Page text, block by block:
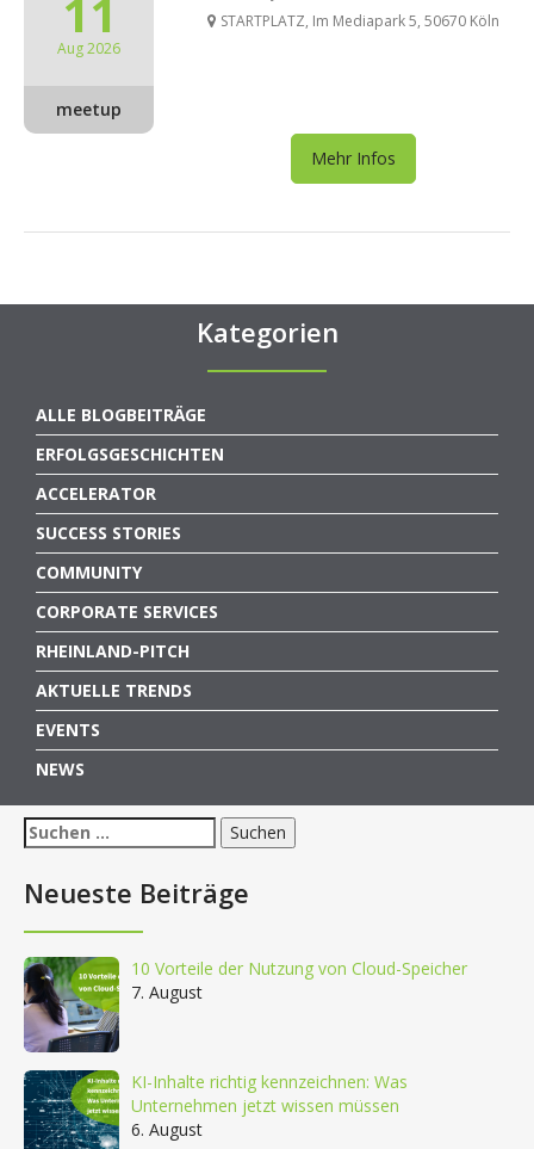
11
Aug 2026
meetup
STARTPLATZ, Im Mediapark 5, 50670 Köln
Mehr Infos
Kategorien
ALLE BLOGBEITRÄGE
ERFOLGSGESCHICHTEN
ACCELERATOR
SUCCESS STORIES
COMMUNITY
CORPORATE SERVICES
RHEINLAND-PITCH
AKTUELLE TRENDS
EVENTS
NEWS
Suchen
nach:
Neueste Beiträge
10 Vorteile der Nutzung von Cloud-Speicher
7. August
KI-Inhalte richtig kennzeichnen: Was
Unternehmen jetzt wissen müssen
6. August